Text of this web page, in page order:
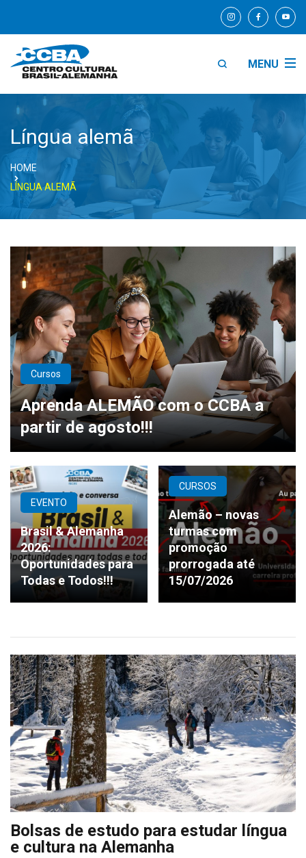
MENU
Língua alemã
HOME
LÍNGUA ALEMÃ
Cursos
Aprenda ALEMÃO com o CCBA a
partir de agosto!!!
EVENTO
Brasil & Alemanha
2026:
Oportunidades para
Todas e Todos!!!
CURSOS
Alemão – novas
turmas com
promoção
prorrogada até
15/07/2026
Bolsas de estudo para estudar língua
e cultura na Alemanha